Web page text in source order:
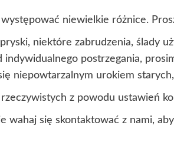
niewielkie różnice.
niektóre zabrudzenia, ślady
postrzegania,
niepowtarzalnym urokiem
z powodu ustawień
wahaj się skontaktować z nami,